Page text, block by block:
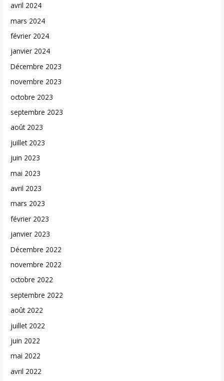
avril 2024
mars 2024
février 2024
janvier 2024
Décembre 2023
novembre 2023
octobre 2023
septembre 2023
août 2023
juillet 2023
juin 2023
mai 2023
avril 2023
mars 2023
février 2023
janvier 2023
Décembre 2022
novembre 2022
octobre 2022
septembre 2022
août 2022
juillet 2022
juin 2022
mai 2022
avril 2022